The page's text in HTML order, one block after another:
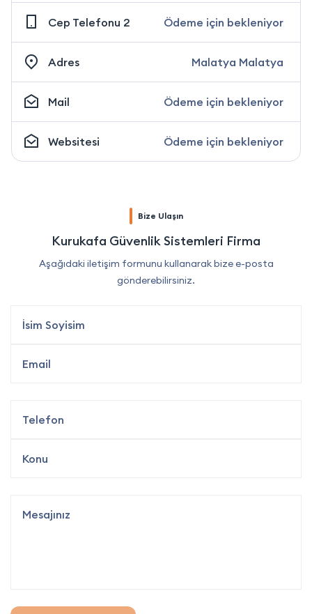
Cep Telefonu 2 Ödeme için bekleniyor
Adres Malatya Malatya
Mail Ödeme için bekleniyor
Websitesi Ödeme için bekleniyor
Bize Ulaşın
Kurukafa Güvenlik Sistemleri Firma
Aşağıdaki iletişim formunu kullanarak bize e-posta
gönderebilirsiniz.